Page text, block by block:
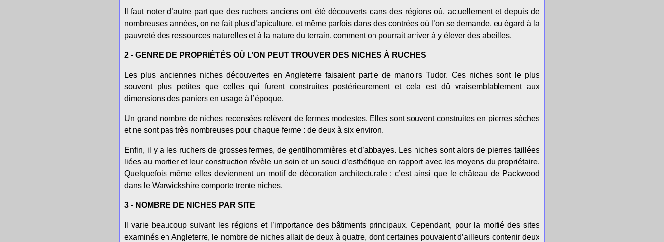
Il faut noter d’autre part que des ruchers anciens ont été découverts dans des régions où, actuellement et depuis de
nombreuses années, on ne fait plus d’apiculture, et même parfois dans des contrées où l’on se demande, eu égard à la
pauvreté des ressources naturelles et à la nature du terrain, comment on pourrait arriver à y élever des abeilles.
2 - GENRE DE PROPRIÉTÉS OÙ L’ON PEUT TROUVER DES NICHES À RUCHES
Les plus anciennes niches découvertes en Angleterre faisaient partie de manoirs Tudor. Ces niches sont le plus
souvent plus petites que celles qui furent construites postérieurement et cela est dû vraisemblablement aux
dimensions des paniers en usage à l’époque.
Un grand nombre de niches recensées relèvent de fermes modestes. Elles sont souvent construites en pierres sèches
et ne sont pas très nombreuses pour chaque ferme : de deux à six environ.
Enfin, il y a les ruchers de grosses fermes, de gentilhommières et d’abbayes. Les niches sont alors de pierres taillées
liées au mortier et leur construction révèle un soin et un souci d’esthétique en rapport avec les moyens du propriétaire.
Quelquefois même elles deviennent un motif de décoration architecturale : c’est ainsi que le château de Packwood
dans le Warwickshire comporte trente niches.
3 - NOMBRE DE NICHES PAR SITE
Il varie beaucoup suivant les régions et l’importance des bâtiments principaux. Cependant, pour la moitié des sites
examinés en Angleterre, le nombre de niches allait de deux à quatre, dont certaines pouvaient d’ailleurs contenir deux